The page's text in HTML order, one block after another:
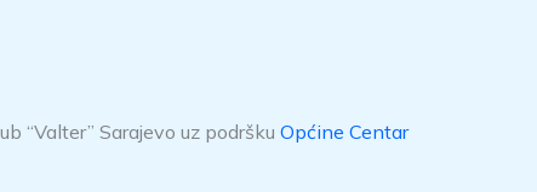
“Valter” Sarajevo uz podršku Općine Centar